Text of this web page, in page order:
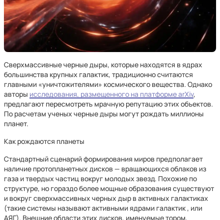
Сверхмассивные черные дыры, которые находятся в ядрах
большинства крупных галактик, традиционно считаются
главными «уничтожителями» космического вещества. Однако
авторы исследования, размещенного на платформе arXiv,
предлагают пересмотреть мрачную репутацию этих объектов.
По расчетам ученых черные дыры могут рождать миллионы
планет.
Как рождаются планеты
Стандартный сценарий формирования миров предполагает
наличие протопланетных дисков — вращающихся облаков из
газа и твердых частиц вокруг молодых звезд. Похожие по
структуре, но гораздо более мощные образования существуют
и вокруг сверхмассивных черных дыр в активных галактиках
(такие системы называют активными ядрами галактик , или
АЯГ). Внешние области этих дисков, именуемые тором,